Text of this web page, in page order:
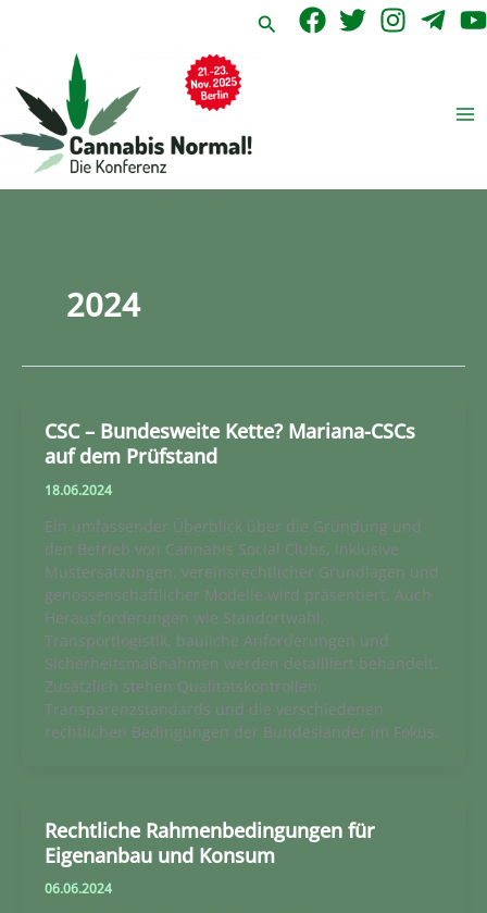
Suchen
2024
CSC – Bundesweite Kette? Mariana-CSCs
auf dem Prüfstand
18.06.2024
Ein umfassender Überblick über die Gründung und
den Betrieb von Cannabis Social Clubs, inklusive
Mustersatzungen, vereinsrechtlicher Grundlagen und
genossenschaftlicher Modelle wird präsentiert. Auch
Herausforderungen wie Standortwahl,
Transportlogistik, bauliche Anforderungen und
Sicherheitsmaßnahmen werden detailliert behandelt.
Zusätzlich stehen Qualitätskontrollen,
Transparenzstandards und die verschiedenen
rechtlichen Bedingungen der Bundesländer im Fokus.
Rechtliche Rahmenbedingungen für
Eigenanbau und Konsum
06.06.2024